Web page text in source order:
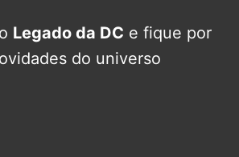
Legado da DC e fique por
do universo